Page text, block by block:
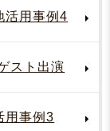
用事例4
スト出演
用事例3